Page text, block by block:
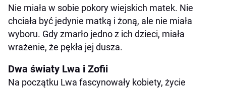
Nie miała w sobie pokory wiejskich matek. Nie
chciała być jedynie matką i żoną, ale nie miała
wyboru. Gdy zmarło jedno z ich dzieci, miała
wrażenie, że pękła jej dusza.
Dwa światy Lwa i Zofii
Na początku Lwa fascynowały kobiety, życie